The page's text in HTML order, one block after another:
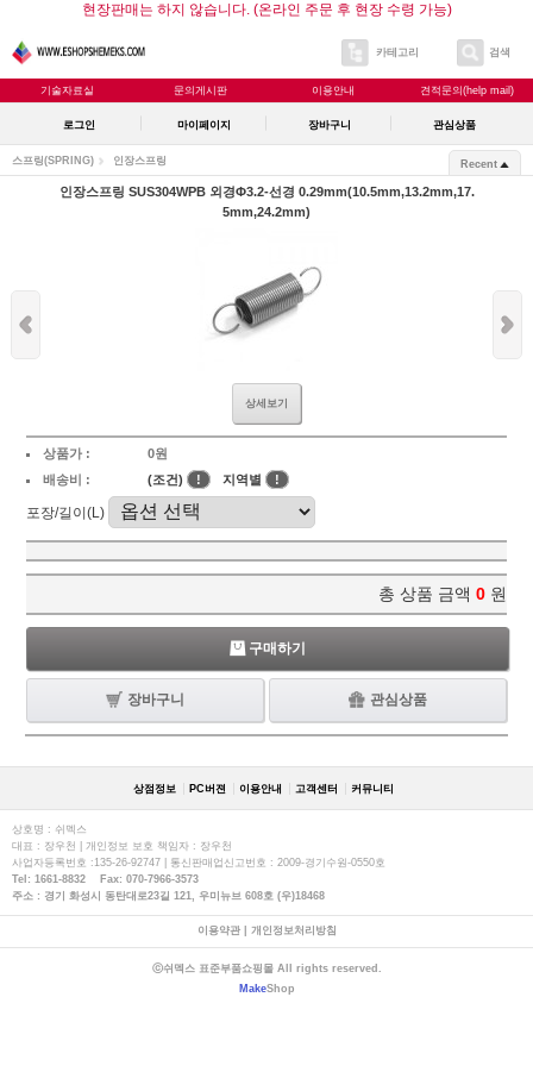
현장판매는 하지 않습니다. (온라인 주문 후 현장 수령 가능)
카테고리 검색
기술자료실 문의게시판 이용안내 견적문의(help mail)
로그인 마이페이지 장바구니 관심상품
스프링(SPRING) 인장스프링 Recent
인장스프링 SUS304WPB 외경Φ3.2-선경 0.29mm(10.5mm,13.2mm,17.
5mm,24.2mm)
상세보기
상품가 :
0원
배송비 :
(조건) ! 지역별 !
포장/길이(L)
총 상품 금액 0 원
구매하기
장바구니 관심상품
상점정보 PC버젼 이용안내 고객센터 커뮤니티
상호명 : 쉬멕스
대표 : 장우천 | 개인정보 보호 책임자 : 장우천
사업자등록번호 :135-26-92747 | 통신판매업신고번호 : 2009-경기수원-0550호
Tel: 1661-8832 Fax: 070-7966-3573
주소 : 경기 화성시 동탄대로23길 121, 우미뉴브 608호 (우)18468
이용약관| 개인정보처리방침
ⓒ쉬멕스 표준부품쇼핑몰 All rights reserved.
MakeShop